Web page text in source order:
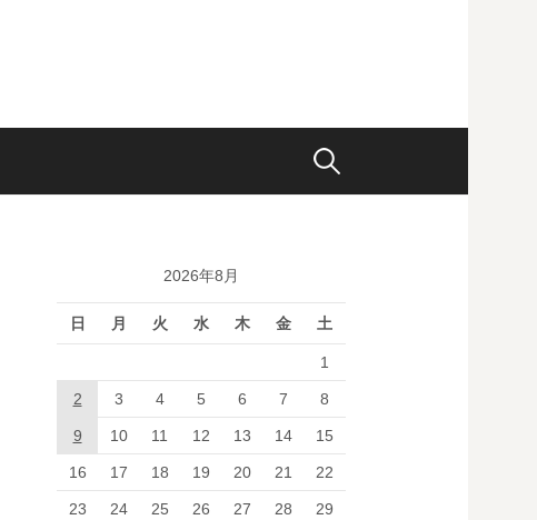
検
2026年8月
日 月 火 水 木 金 土
1
2 3 4 5 6 7 8
9 10 11 12 13 14 15
16 17 18 19 20 21 22
23 24 25 26 27 28 29